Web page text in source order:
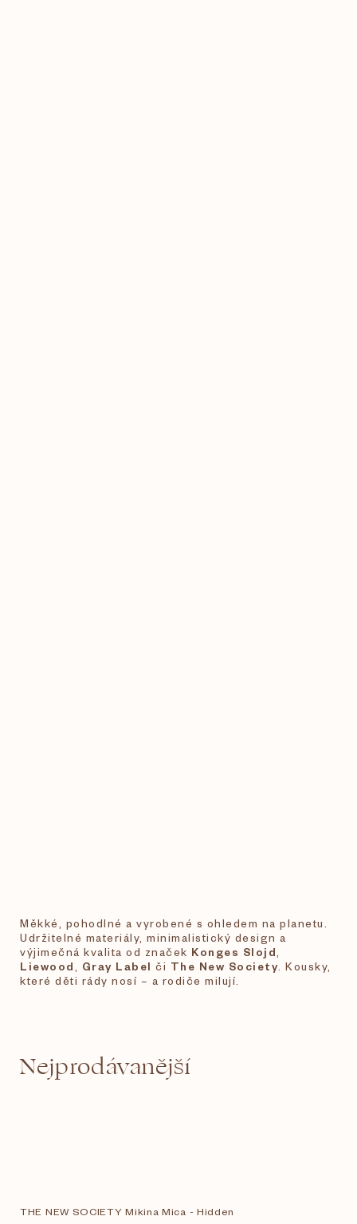
Měkké, pohodlné a vyrobené s ohledem na planetu.
Udržitelné materiály, minimalistický design a
výjimečná kvalita od značek Konges Slojd
Liewood
Gray Label či The New Society . Kousky,
které děti rády nosí – a rodiče milují.
Nejprodávanější
THE NEW SOCIETY Mikina Mica - Hidden